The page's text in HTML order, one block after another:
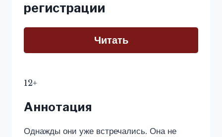
регистрации
Читать
12+
Аннотация
Однажды они уже встречались. Она не